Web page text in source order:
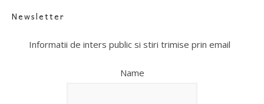
Newsletter
Informatii de inters public si stiri trimise prin email
Name